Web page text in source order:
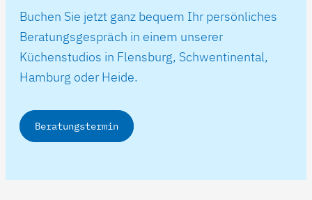
Buchen Sie jetzt ganz bequem Ihr persönliches
Beratungsgespräch in einem unserer
Küchenstudios in Flensburg, Schwentinental,
Hamburg oder Heide.
Beratungstermin